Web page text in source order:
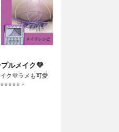
ルメイク💜
ク💜ラメも可愛
・